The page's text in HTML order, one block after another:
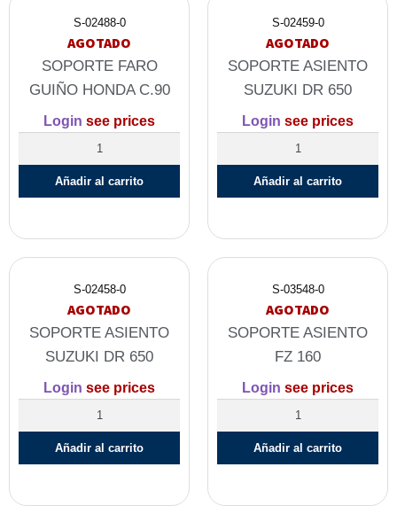
S-02488-0
AGOTADO
SOPORTE FARO
GUIÑO HONDA C.90
Login see prices
Añadir al carrito
S-02459-0
AGOTADO
SOPORTE ASIENTO
SUZUKI DR 650
Login see prices
Añadir al carrito
S-02458-0
AGOTADO
SOPORTE ASIENTO
SUZUKI DR 650
Login see prices
Añadir al carrito
S-03548-0
AGOTADO
SOPORTE ASIENTO
FZ 160
Login see prices
Añadir al carrito